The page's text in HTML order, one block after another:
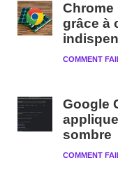
Chrome
grâce à
COMMENT
Google
sombre
COMMENT